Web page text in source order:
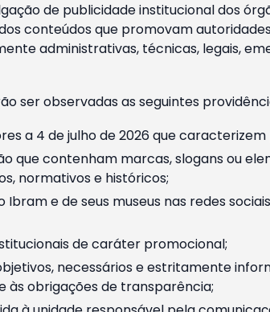
de publicidade institucional dos
conteúdos que promovam
administrativas, técnicas, legais,
ser observadas as seguintes
a 4 de julho de 2026 que
que contenham marcas, slogans ou
normativos e históricos;
e de seus museus nas redes
de caráter promocional;
necessários e estritamente
às obrigações de transparência;